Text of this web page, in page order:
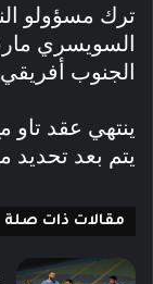
ترك مسؤولو
السويسري
الجنوب
ينتهي عقد تاو
يتم بعد تحديد
مقالات ذات صلة